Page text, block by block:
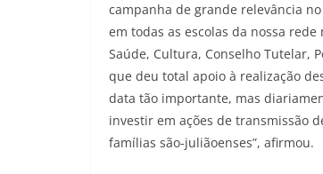
campanha de grande relevância
em todas as escolas da nossa
Saúde, Cultura, Conselho Tutelar,
que deu total apoio à realização
data tão importante, mas
investir em ações de transmissão
famílias são-juliãoenses”, afirmou.